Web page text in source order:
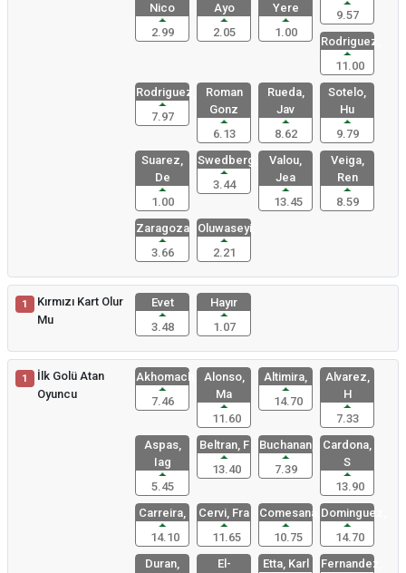
Nico
2.99
Ayo
2.05
Yere
1.00
9.57
Rodriguez,
11.00
Rodriguez,
7.97
Roman
Gonz
6.13
Rueda,
Jav
8.62
Sotelo,
Hu
9.79
Suarez,
De
1.00
Swedberg,
3.44
Valou,
Jea
13.45
Veiga,
Ren
8.59
Zaragoza,
3.66
Oluwaseyi,
2.21
1
Kırmızı Kart Olur
Mu
Evet
3.48
Hayır
1.07
1
İlk Golü Atan
Oyuncu
Akhomach,
7.46
Alonso,
Ma
11.60
Altimira,
14.70
Alvarez,
H
7.33
Aspas,
Iag
5.45
Beltran, F
13.40
Buchanan,
7.39
Cardona,
S
13.90
Carreira,
14.10
Cervi, Fra
11.65
Comesana,
10.75
Dominguez,
14.70
Duran,
El-
Etta, Karl
Fernandez,